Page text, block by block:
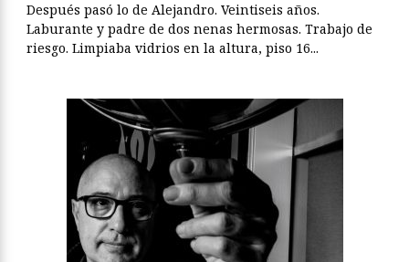
Después pasó lo de Alejandro. Veintiseis años.
Laburante y padre de dos nenas hermosas. Trabajo de
riesgo. Limpiaba vidrios en la altura, piso 16...